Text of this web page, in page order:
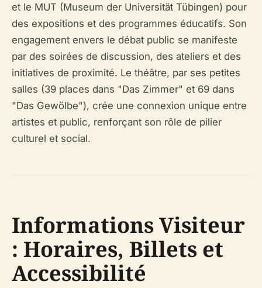
et le MUT (Museum der Universität Tübingen) pour
des expositions et des programmes éducatifs. Son
engagement envers le débat public se manifeste
par des soirées de discussion, des ateliers et des
initiatives de proximité. Le théâtre, par ses petites
salles (39 places dans "Das Zimmer" et 69 dans
"Das Gewölbe"), crée une connexion unique entre
artistes et public, renforçant son rôle de pilier
culturel et social.
Informations Visiteur
: Horaires, Billets et
Accessibilité